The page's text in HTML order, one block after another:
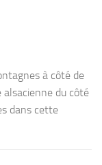
à côté de
alsacienne du côté
dans cette